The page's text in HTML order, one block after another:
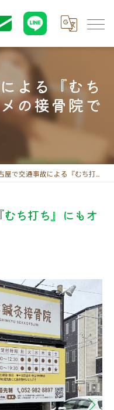
よる『むち
の接骨院で
交通事故による『むち打ち』にもオススメの接骨院です！
ち打ち』にもオ